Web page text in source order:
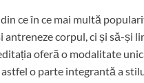
ce în ce mai multă
antreneze corpul, ci și să-și
oferă o modalitate
o parte integrantă a